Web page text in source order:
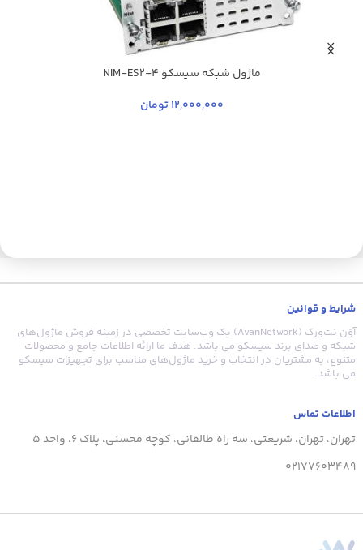
ماژول شبکه سیسکو NIM-ES2-4
12,000,000 تومان
شرایط و قوانین
آوَن نت‌ورک (AvanNetwork) یک وب‌سایت تخصصی در زمینه فروش ماژول‌های
شبکه و صدای برند سیسکو می باشد. هدف ما ارائه اطلاعات جامع و محصولات
متنوع، به مشتریان در انتخاب و خرید ماژول‌های مناسب برای تجهیزات سیسکو
می باشد.
اطلاعات تماس
تهران، تهران، شریعتی، سه راه طالقانی، کوچه محسنی، پلاک 6، واحد 5
02177603489